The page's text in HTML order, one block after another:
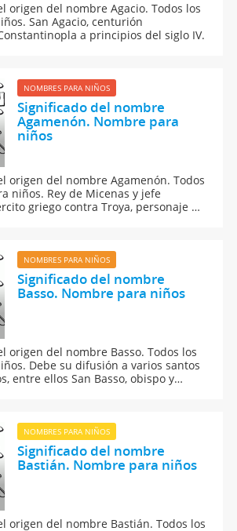
origen del nombre Agacio. Todos los
San Agacio, centurión
a principios del siglo IV.
NOMBRES PARA NIÑOS
Significado del nombre
Agamenón. Nombre para
niños
origen del nombre Agamenón. Todos
niños. Rey de Micenas y jefe
griego contra Troya, personaje de
NOMBRES PARA NIÑOS
Significado del nombre
Basso. Nombre para niños
origen del nombre Basso. Todos los
Debe su difusión a varios santos
entre ellos San Basso, obispo y
NOMBRES PARA NIÑOS
Significado del nombre
Bastián. Nombre para niños
origen del nombre Bastián. Todos los